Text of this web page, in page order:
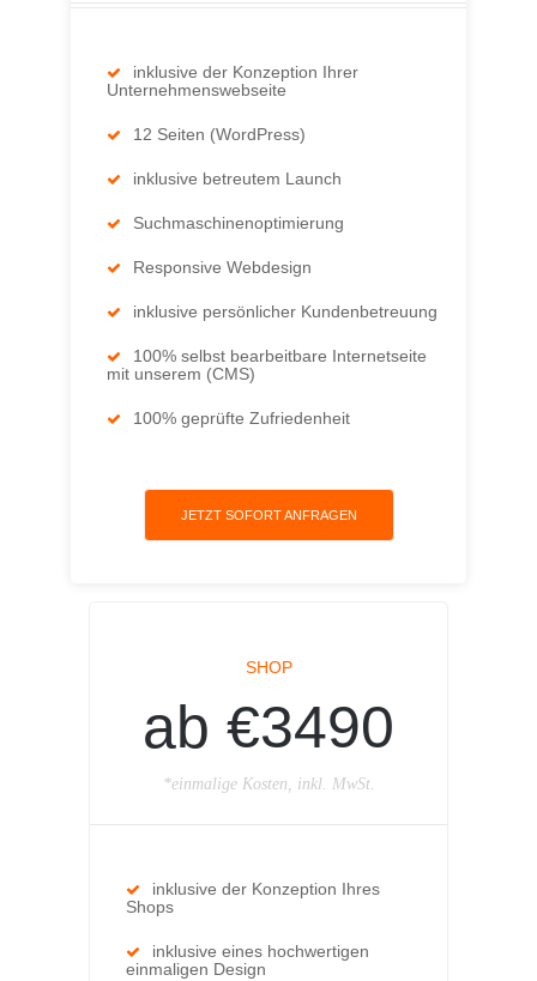
inklusive der Konzeption Ihrer
Unternehmenswebseite
12 Seiten (WordPress)
inklusive betreutem Launch
Suchmaschinenoptimierung
Responsive Webdesign
inklusive persönlicher Kundenbetreuung
100% selbst bearbeitbare Internetseite
mit unserem (CMS)
100% geprüfte Zufriedenheit
JETZT SOFORT ANFRAGEN
SHOP
ab €3490
*einmalige Kosten, inkl. MwSt.
inklusive der Konzeption Ihres
Shops
inklusive eines hochwertigen
einmaligen Design